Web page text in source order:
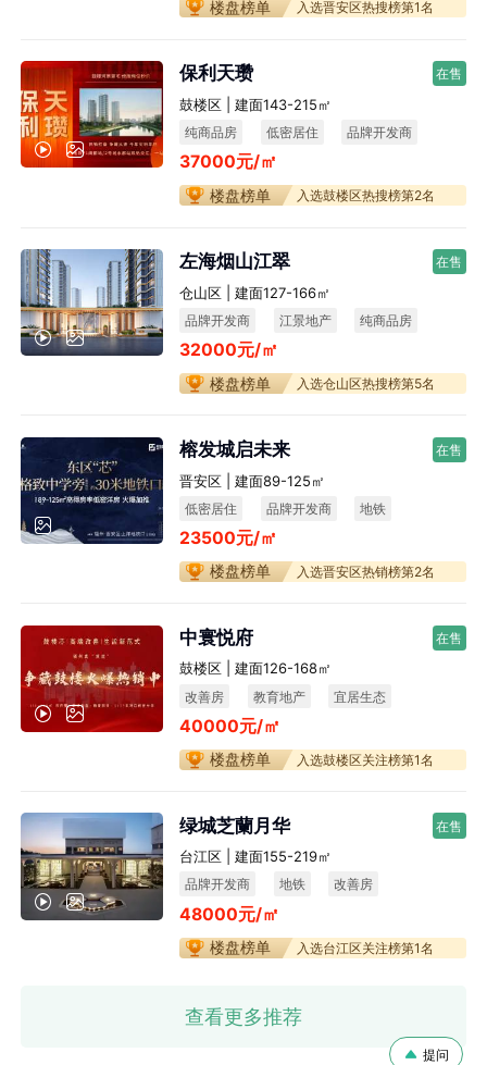
楼盘榜单 入选晋安区热搜榜第1名
保利天瓒 在售
鼓楼区 | 建面143-215㎡
纯商品房 低密居住 品牌开发商
37000元/㎡
楼盘榜单 入选鼓楼区热搜榜第2名
左海烟山江翠 在售
仓山区 | 建面127-166㎡
品牌开发商 江景地产
纯商品房
宜居生态
32000元/㎡
楼盘榜单 入选仓山区热搜榜第5名
榕发城启未来 在售
晋安区 | 建面89-125㎡
低密居住 品牌开发商 地铁
23500元/㎡
楼盘榜单 入选晋安区热销榜第2名
中寰悦府 在售
鼓楼区 | 建面126-168㎡
改善房 教育地产
宜居生态
不限购
40000元/㎡
楼盘榜单 入选鼓楼区关注榜第1名
绿城芝蘭月华 在售
台江区 | 建面155-219㎡
品牌开发商 地铁
改善房
宜居生态
48000元/㎡
楼盘榜单 入选台江区关注榜第1名
查看更多推荐
提问